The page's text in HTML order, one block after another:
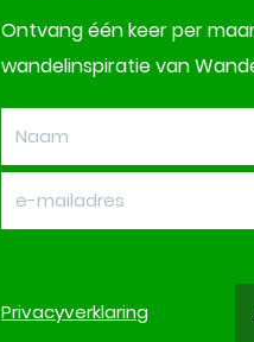
Ontvang één keer per
wandelinspiratie van
Privacyverklaring